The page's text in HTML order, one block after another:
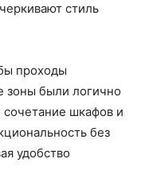
стиль
проходы
зоны были логично
шкафов и
без
удобство